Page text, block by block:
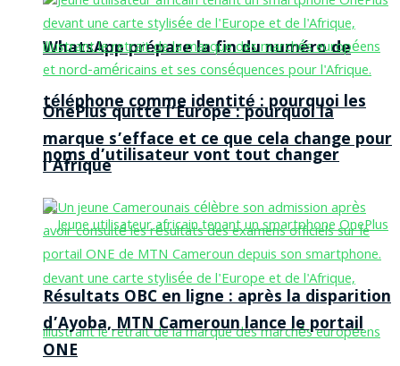
WhatsApp prépare la fin du numéro de
téléphone comme identité : pourquoi les
noms d’utilisateur vont tout changer
OnePlus quitte l’Europe : pourquoi la
marque s’efface et ce que cela change pour
l’Afrique
Résultats OBC en ligne : après la disparition
d’Ayoba, MTN Cameroun lance le portail
ONE